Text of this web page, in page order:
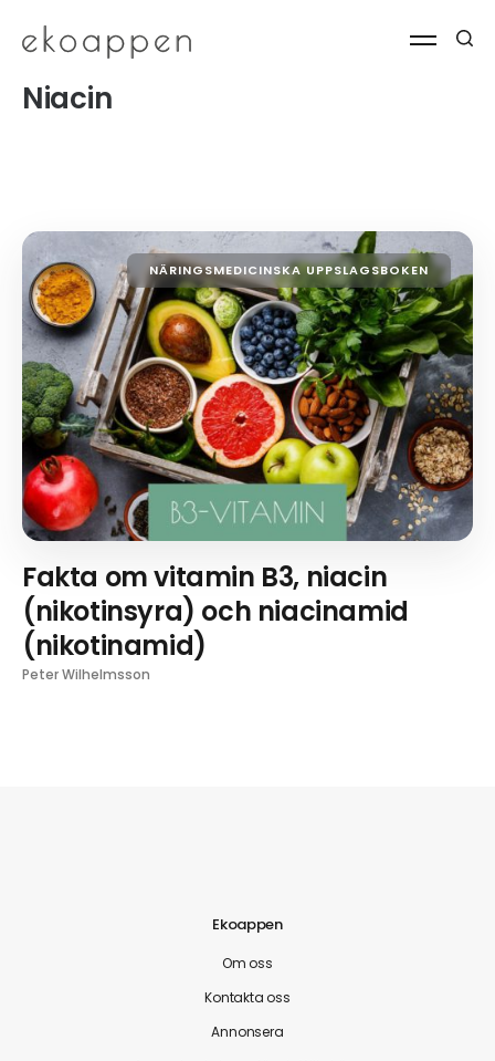
Niacin
NÄRINGSMEDICINSKA UPPSLAGSBOKEN
Fakta om vitamin B3, niacin
(nikotinsyra) och niacinamid
(nikotinamid)
Peter Wilhelmsson
Ekoappen
Om oss
Kontakta oss
Annonsera